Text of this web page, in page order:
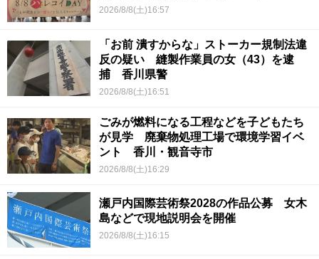
2026/8/8(土)16:57
「お前 潰すからな」ストーカー規制法違
反の疑い 縫製作業員の女（43）を逮
捕 香川県警
2026/8/8(土)16:51
ごみが燃料になる工程などを子どもたち
が見学 廃棄物処理工場で環境学習イベ
ント 香川・観音寺市
2026/8/8(土)16:29
瀬戸内国際芸術祭2028の作品公募 女木
島などで現地説明会を開催
2026/8/8(土)16:15